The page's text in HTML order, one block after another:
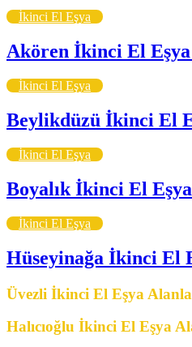
İkinci El Eşya
Akören İkinci El
İkinci El Eşya
Beylikdüzü İkinci El
İkinci El Eşya
Boyalık İkinci El
İkinci El Eşya
Hüseyinağa İkinci El
Üvezli İkinci El Eşya
Halıcıoğlu İkinci El Eşya